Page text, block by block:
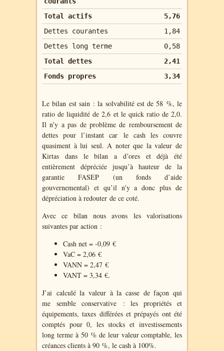
Total actifs
5,76
Dettes courantes
1,84
Dettes long terme
0,58
Total dettes
2,41
Fonds propres
3,34
Le bilan est sain : la solvabilité est de 58 %, le
ratio de liquidité de 2,6 et le quick ratio de 2,0.
Il n’y a pas de problème de remboursement de
dettes pour l’instant car le cash les couvre
quasiment à lui seul. A noter que la valeur de
Kirtas dans le bilan a d’ores et déjà été
entièrement dépréciée jusqu’à hauteur de la
garantie FASEP (un fonds d’aide
gouvernemental) et qu’il n’y a donc plus de
dépréciation à redouter de ce coté.
Avec ce bilan nous avons les valorisations
suivantes par action :
Cash net = -0,09 €
VaC = 2,06 €
VANN = 2,47 €
VANT = 3,34 €.
J’ai calculé la valeur à la casse de façon qui
me semble conservative : les propriétés et
équipements, taxes différées et prépayés ont été
comptés pour 0, les stocks et investissements
long terme à 50 % de leur valeur comptable, les
créances clients à 90 %, le cash à 100%.